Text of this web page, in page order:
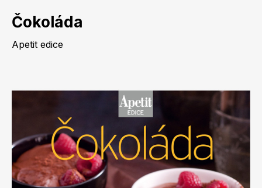
Marianne Elle Decoration
Knihy Merch
Čokoláda
Apetit edice